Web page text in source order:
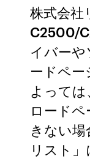
株式会社
C2500/
イバー
ードペー
よって
ロード
きない
リスト